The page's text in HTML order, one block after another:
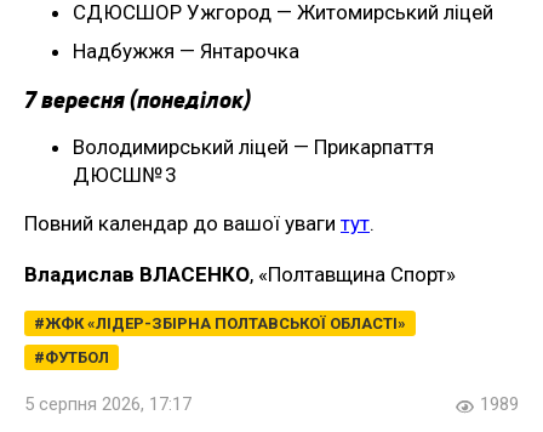
СДЮСШОР Ужгород — Житомирський ліцей
Надбужжя — Янтарочка
7 вересня (понеділок)
Володимирський ліцей — Прикарпаття
ДЮСШ№ 3
Повний календар до вашої уваги тут.
Владислав ВЛАСЕНКО, «Полтавщина Спорт»
ЖФК «ЛІДЕР-ЗБІРНА ПОЛТАВСЬКОЇ ОБЛАСТІ»
ФУТБОЛ
5 серпня 2026, 17:17 1989